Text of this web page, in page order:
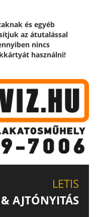
és egyéb
az átutalással
nincs
használni!
LETIS
AJTÓNYITÁS